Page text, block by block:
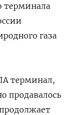
терминала
газа
терминал,
продавалось